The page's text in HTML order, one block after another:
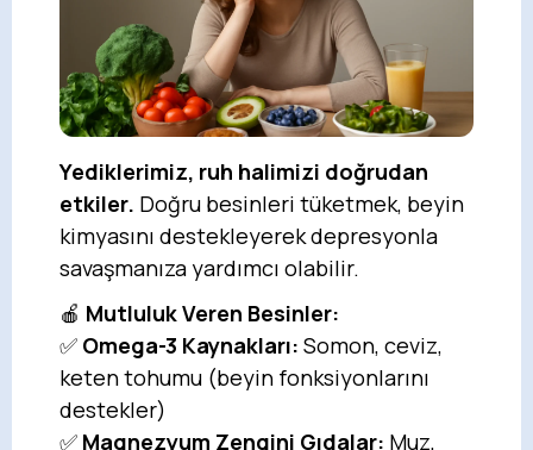
Yediklerimiz, ruh halimizi doğrudan
etkiler. Doğru besinleri tüketmek, beyin
kimyasını destekleyerek depresyonla
savaşmanıza yardımcı olabilir.
🍎 Mutluluk Veren Besinler:
✅ Omega-3 Kaynakları: Somon, ceviz,
keten tohumu (beyin fonksiyonlarını
destekler)
✅ Magnezyum Zengini Gıdalar: Muz,